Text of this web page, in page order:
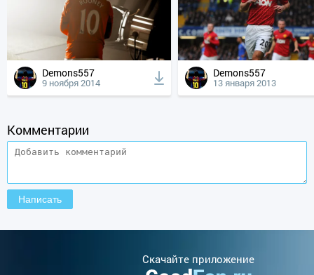
Demons557
9 ноября 2014
Demons557
13 января 2013
Комментарии
Cкачайте приложение